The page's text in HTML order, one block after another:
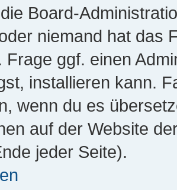
Board-
niemand hat das
Frage ggf. einen
installieren kann.
wenn du es
auf der Website
jeder Seite).